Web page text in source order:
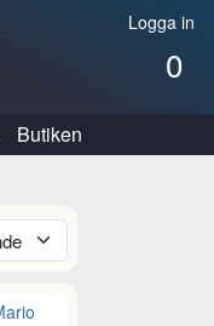
Logga in
0
Butiken